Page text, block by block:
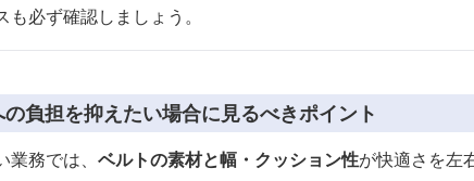
必ず確認しましょう。
負担を抑えたい場合に見るべきポイント
務では、 ベルトの素材と幅・クッション性が快適さを左